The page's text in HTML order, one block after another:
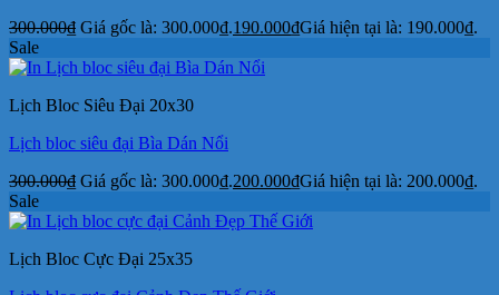
300.000₫ Giá gốc là: 300.000₫.190.000₫Giá hiện tại là: 190.000₫.
Sale
Lịch Bloc Siêu Đại 20x30
Lịch bloc siêu đại Bìa Dán Nổi
300.000₫ Giá gốc là: 300.000₫.200.000₫Giá hiện tại là: 200.000₫.
Sale
Lịch Bloc Cực Đại 25x35